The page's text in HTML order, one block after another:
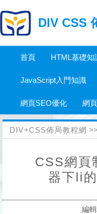
DIV CSS
首頁 HTML基礎知
JavaScript入門知識
網頁SEO優化 網
DIV+CSS佈局教程網 >>
CSS網頁
器下li
編